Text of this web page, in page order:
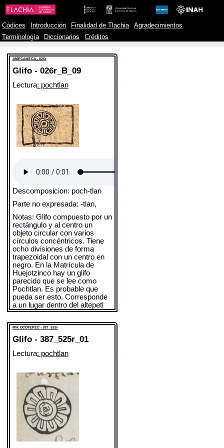
Códices Introducción Finalidad de Tlachia
Agradecimientos
Terminología
Diccionarios Créditos
AMECAMECA - 026r
Glifo - 026r_B_09
Lectura: pochtlan
Descomposicion: poch-tlan
Parte no expresada: -tlan,
Notas: Glifo compuesto por un
rectángulo y al centro un
objeto circular con varios
círculos concéntricos. Tiene
ocho divisiones de forma
trapezoidal con un centro en
negro. En la Matrícula de
Huejotzinco hay un glifo
parecido que se lee como
Pochtlan. Es probable que
pueda ser esto. Corresponde
a un lugar dentro del altepetl
de Amecameca, sujeto al
tlahtocayotl de Tecuanipa; el
lugar estaba asociado a los
comerciantes. (Chimalpahin:
1998:I:139; II:357
Cita: pochtlan Chimalpahin:
https://tlachia.iib.unam.mx/glifo/026r_B_09
pochtlan
Paleografía:POCHTLAN
Grafía normalizada:pochtlan
Traducción uno:site au sud de
Xochimilco. / l'un des calpolli des
marchands de Tlatelolco.
Traducción dos:site au sud de
MH: OCOTEPEC - 387_525r
Glifo - 387_525r_01
Lectura: pochtlan